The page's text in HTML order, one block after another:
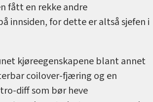
fått en rekke andre
innsiden, for dette er altså sjefen i
kjøreegenskapene blant annet
coilover-fjæring og en
diff som bør heve